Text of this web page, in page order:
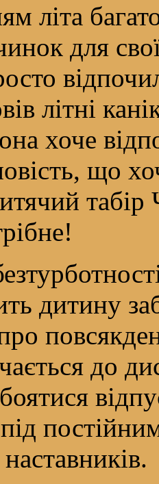
літа
для
літні
хоче
що
табір
дитину
до